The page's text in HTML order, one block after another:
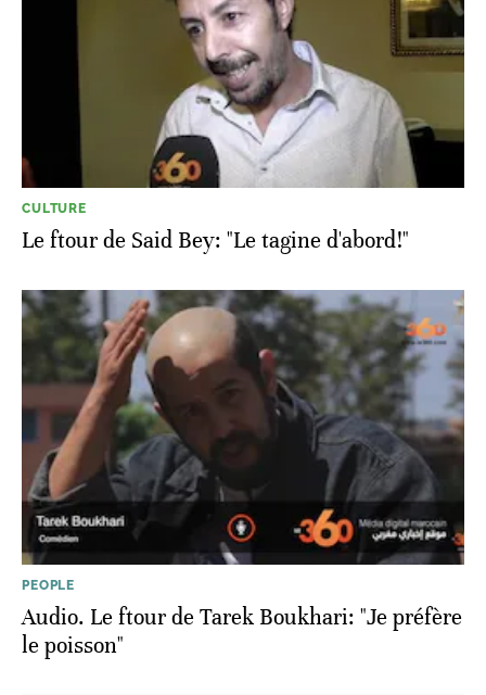
CULTURE
Le ftour de Said Bey: "Le tagine d'abord!"
PEOPLE
Audio. Le ftour de Tarek Boukhari: "Je préfère
le poisson"